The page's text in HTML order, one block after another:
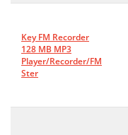
Key FM Recorder
128 MB MP3
Player/Recorder/FM
Ster